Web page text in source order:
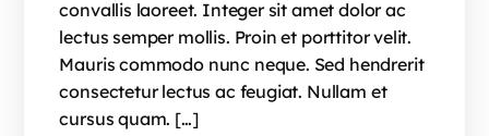
convallis laoreet. Integer sit amet dolor ac
lectus semper mollis. Proin et porttitor velit.
Mauris commodo nunc neque. Sed hendrerit
consectetur lectus ac feugiat. Nullam et
cursus quam. […]